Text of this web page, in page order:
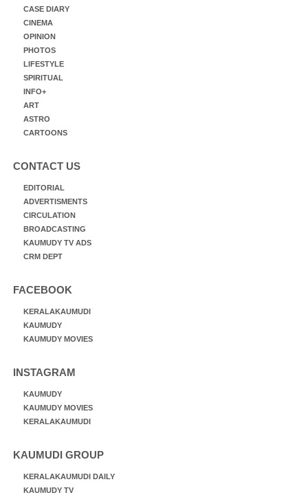
CASE DIARY
CINEMA
OPINION
PHOTOS
LIFESTYLE
SPIRITUAL
INFO+
ART
ASTRO
CARTOONS
CONTACT US
EDITORIAL
ADVERTISMENTS
CIRCULATION
BROADCASTING
KAUMUDY TV ADS
CRM DEPT
FACEBOOK
KERALAKAUMUDI
KAUMUDY
KAUMUDY MOVIES
INSTAGRAM
KAUMUDY
KAUMUDY MOVIES
KERALAKAUMUDI
KAUMUDI GROUP
KERALAKAUMUDI DAILY
KAUMUDY TV